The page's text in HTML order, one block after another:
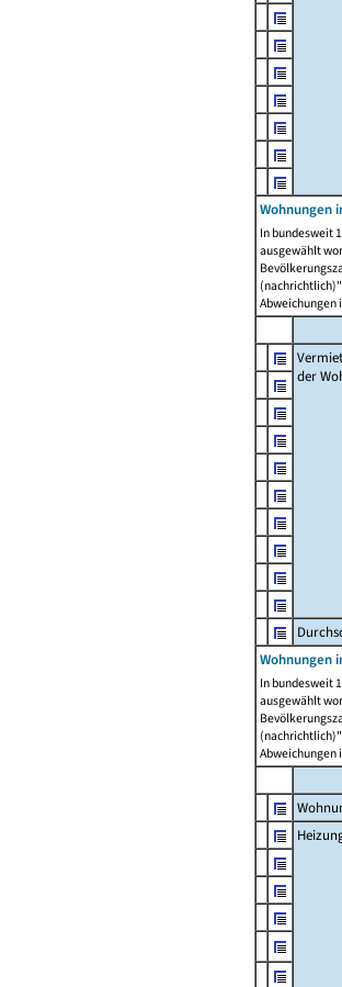
Wohnungen
In bundesweit
ausgewählt
Abweichungen
der
Wohnungen
In bundesweit
ausgewählt
Abweichungen